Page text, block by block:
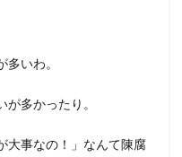
いわ。
多かったり。
大事なの！」なんて陳腐